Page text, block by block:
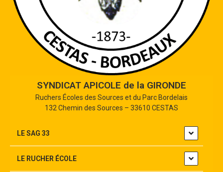
SYNDICAT APICOLE de la GIRONDE
Ruchers Écoles des Sources et du Parc Bordelais
132 Chemin des Sources – 33610 CESTAS
LE SAG 33
LE RUCHER ÉCOLE